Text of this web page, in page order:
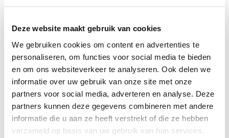
Deze website maakt gebruik van cookies
We gebruiken cookies om content en advertenties te
personaliseren, om functies voor social media te bieden
en om ons websiteverkeer te analyseren. Ook delen we
informatie over uw gebruik van onze site met onze
partners voor social media, adverteren en analyse. Deze
partners kunnen deze gegevens combineren met andere
informatie die u aan ze heeft verstrekt of die ze hebben
verzameld op basis van uw gebruik van hun services.